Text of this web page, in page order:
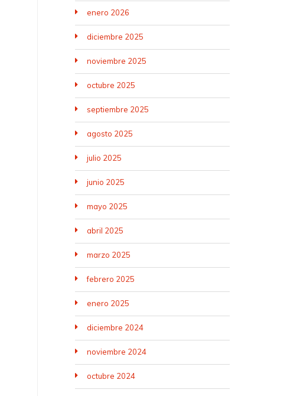
enero 2026
diciembre 2025
noviembre 2025
octubre 2025
septiembre 2025
agosto 2025
julio 2025
junio 2025
mayo 2025
abril 2025
marzo 2025
febrero 2025
enero 2025
diciembre 2024
noviembre 2024
octubre 2024